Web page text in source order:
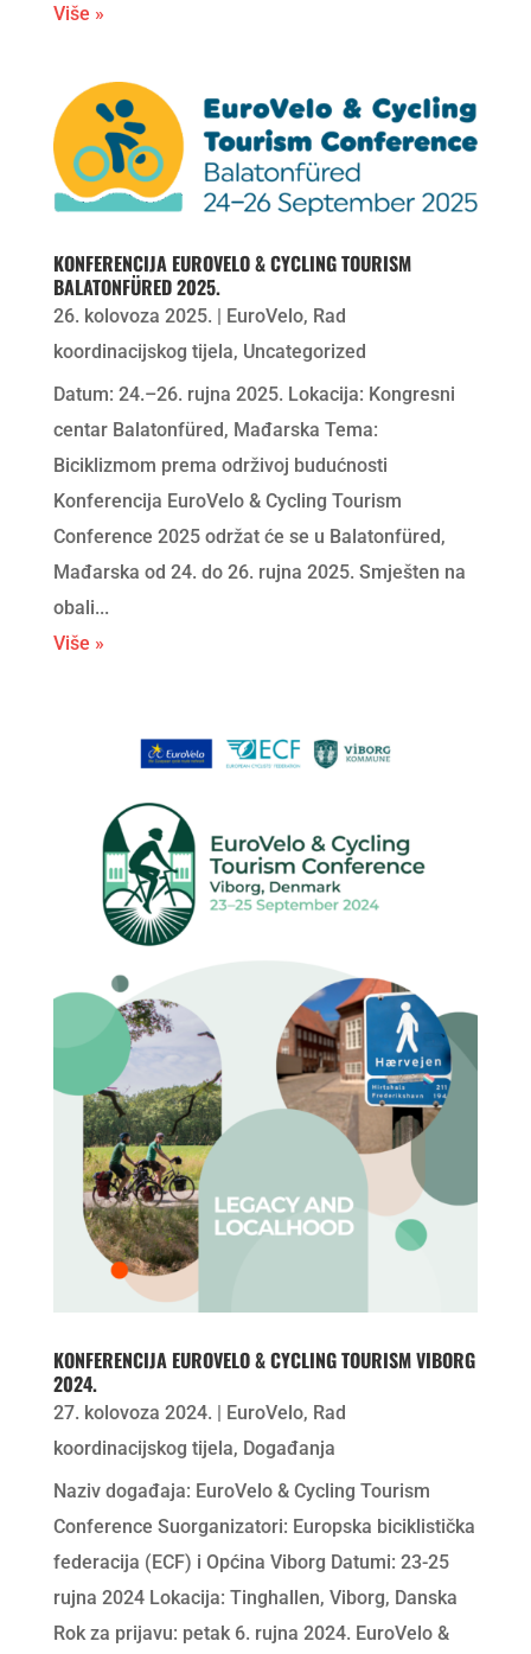
Više »
KONFERENCIJA EUROVELO & CYCLING TOURISM
BALATONFÜRED 2025.
26. kolovoza 2025. EuroVelo, Rad
koordinacijskog tijela, Uncategorized
Datum: 24.–26. rujna 2025. Lokacija: Kongresni
centar Balatonfüred, Mađarska Tema:
Biciklizmom prema održivoj budućnosti
Konferencija EuroVelo & Cycling Tourism
Conference 2025 održat će se u Balatonfüred,
Mađarska od 24. do 26. rujna 2025. Smješten na
obali...
Više »
KONFERENCIJA EUROVELO & CYCLING TOURISM VIBORG
2024.
27. kolovoza 2024. EuroVelo, Rad
koordinacijskog tijela, Događanja
Naziv događaja: EuroVelo & Cycling Tourism
Conference Suorganizatori: Europska biciklistička
federacija (ECF) i Općina Viborg Datumi: 23-25 ​​​​
rujna 2024 Lokacija: Tinghallen, Viborg, Danska
Rok za prijavu: petak 6. rujna 2024. EuroVelo &